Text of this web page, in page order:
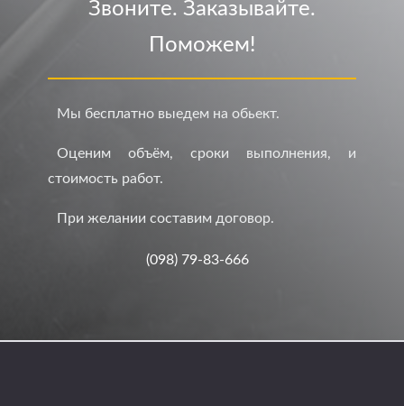
Звоните. Заказывайте.
Поможем!
Мы бесплатно выедем на обьект.
Оценим объём, сроки выполнения, и
стоимость работ.
При желании составим договор.
(098) 79-83-666